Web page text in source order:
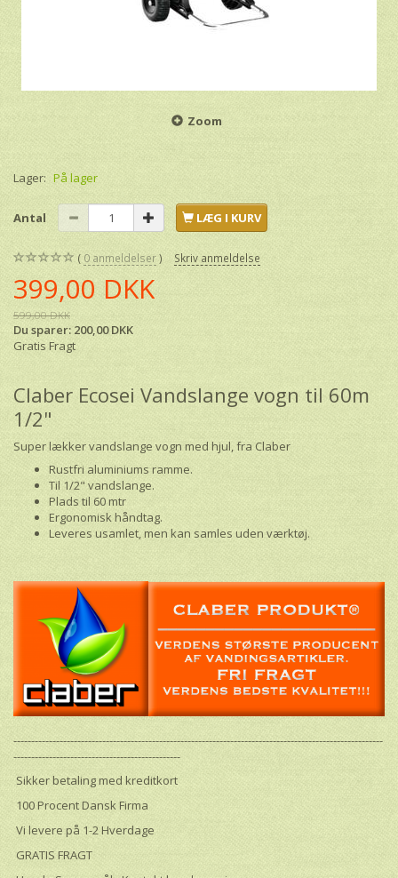
Zoom
Lager: På lager
Antal LÆG I KURV
0 anmeldelser Skriv anmeldelse
399,00 DKK
599,00 DKK
Du sparer: 200,00 DKK
Gratis Fragt
Claber Ecosei Vandslange vogn til 60m
1/2"
Super lækker vandslange vogn med hjul, fra Claber
Rustfri aluminiums ramme.
Til 1/2" vandslange.
Plads til 60 mtr
Ergonomisk håndtag.
Leveres usamlet, men kan samles uden værktøj.
--------------------------------------------------------------------------------------------------------
-----------------------------------------------
Sikker betaling med kreditkort
100 Procent Dansk Firma
Vi levere på 1-2 Hverdage
GRATIS FRAGT